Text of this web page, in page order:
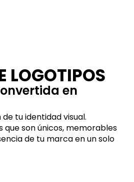
LOGOTIPOS
en
tu identidad visual.
que son únicos, memorables
de tu marca en un solo